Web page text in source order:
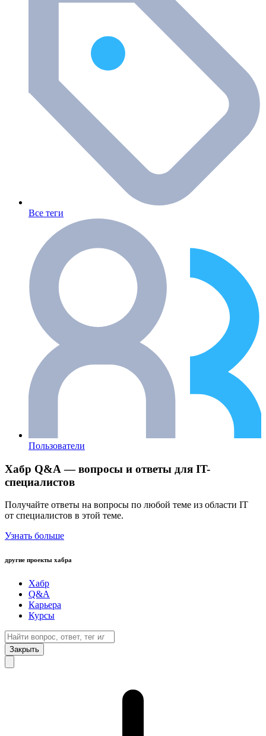
Все теги
Пользователи
Хабр Q&A — вопросы и ответы для IT-
специалистов
Получайте ответы на вопросы по любой теме из области IT
от специалистов в этой теме.
Узнать больше
другие проекты хабра
Хабр
Q&A
Карьера
Курсы
Закрыть